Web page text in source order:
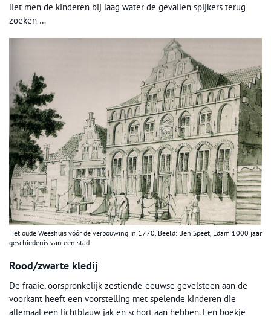
liet men de kinderen bij laag water de gevallen spijkers terug
zoeken …
Het oude Weeshuis vóór de verbouwing in 1770. Beeld: Ben Speet, Edam 1000 jaar
geschiedenis van een stad.
Rood/zwarte kledij
De fraaie, oorspronkelijk zestiende-eeuwse gevelsteen aan de
voorkant heeft een voorstelling met spelende kinderen die
allemaal een lichtblauw jak en schort aan hebben. Een boekje